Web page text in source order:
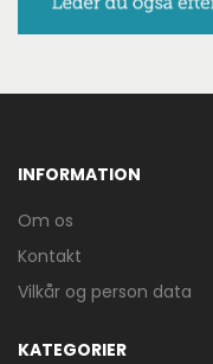
INFORMATION
Om os
Kontakt
Vilkår og person data
KATEGORIER